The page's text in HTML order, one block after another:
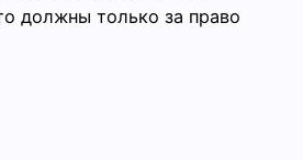
должны только за право